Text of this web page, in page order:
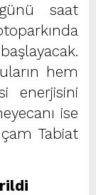
saat
hem
enerjisini
ise
Tabiat